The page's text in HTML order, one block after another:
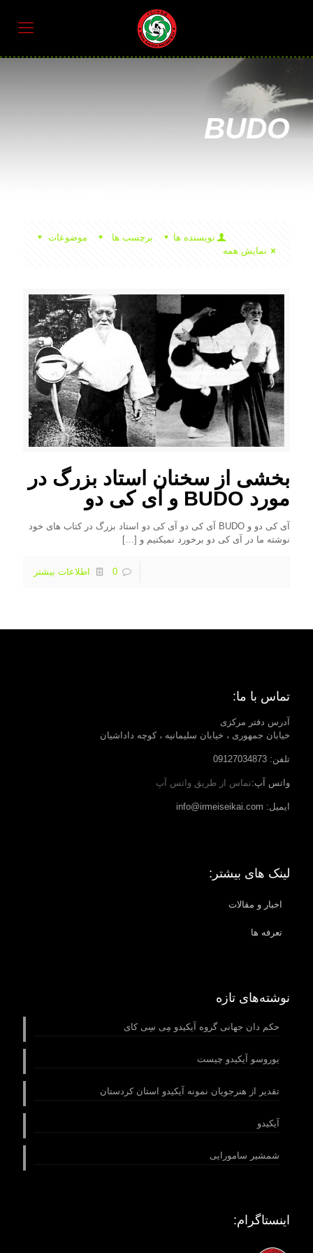
BUDO
موضوعات برچسب ها
نویسنده ها
نمایش همه
بخشی از سخنان استاد بزرگ در
مورد BUDO و آی کی دو
آی کی دو و BUDO آی کی دو آی کی دو استاد بزرگ در کتاب های خود
نوشته ما در آی کی دو برخورد نمیکنیم و […]
0 اطلاعات بیشتر
تماس با ما:
آدرس دفتر مرکزی
خیابان جمهوری ، خیابان سلیمانیه ، کوچه داداشیان
تلفن: 09127034873
واتس آپ:تماس از طریق واتس آپ
ایمیل: info@irmeiseikai.com
لینک های بیشتر:
اخبار و مقالات
تعرفه ها
نوشته‌های تازه
حکم دان جهانی گروه آیکیدو مِى سِى كاى
یوروسو آیکیدو چیست
تقدیر از هنرجویان نمونه آیکیدو استان کردستان
آیکیدو
شمشیر سامورایی
اینستاگرام: